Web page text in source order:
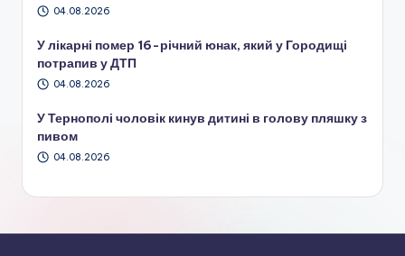
04.08.2026
У лікарні помер 16-річний юнак, який у Городищі
потрапив у ДТП
04.08.2026
У Тернополі чоловік кинув дитині в голову пляшку з
пивом
04.08.2026